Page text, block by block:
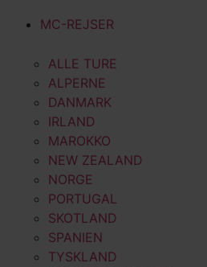
MC-REJSER
ALLE TURE
ALPERNE
DANMARK
IRLAND
MAROKKO
NEW ZEALAND
NORGE
PORTUGAL
SKOTLAND
SPANIEN
TYSKLAND